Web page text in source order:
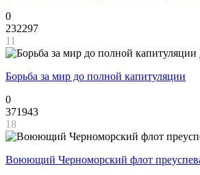
0
232297
11
Борьба за мир до полной капитуляции
0
371943
18
Воюющий Черноморский флот